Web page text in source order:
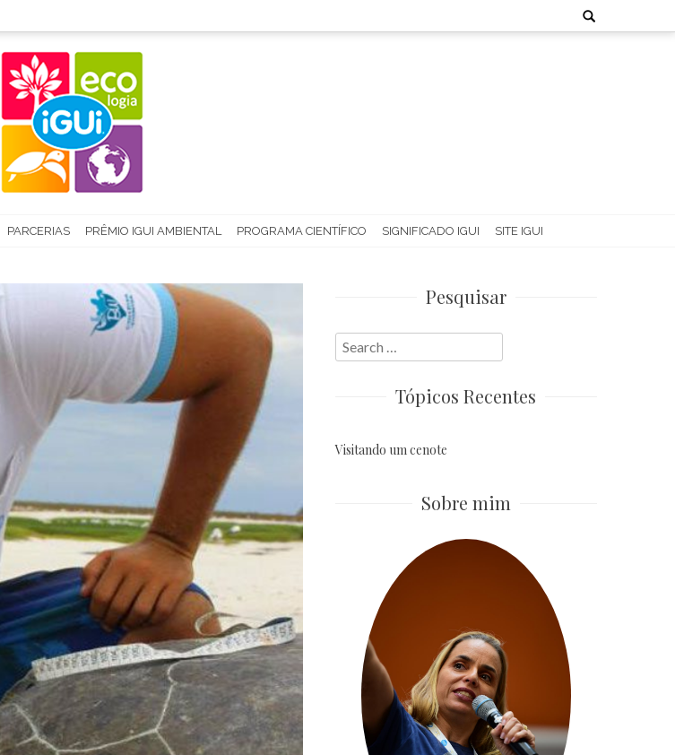
Search
for:
PARCERIAS PRÊMIO IGUI AMBIENTAL PROGRAMA CIENTÍFICO SIGNIFICADO IGUI SITE IGUI
Pesquisar
Search
for:
Tópicos Recentes
Visitando um cenote
Sobre mim